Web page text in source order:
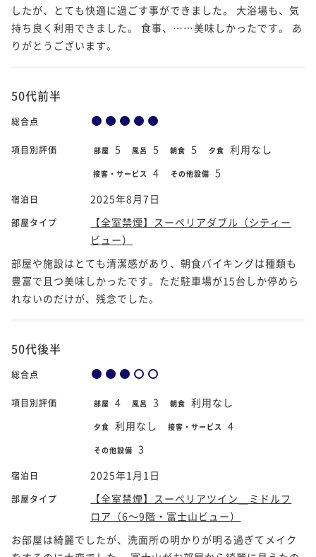
したが、とても快適に過ごす事ができました。 大浴場も、気
持ち良く利用できました。 食事、……美味しかったです。 あ
りがとうございます。
50代前半
総合点
項目別評価 部屋 5 風呂 5 朝食 5 夕食 利用なし
接客・サービス 4 その他設備 5
宿泊日 2025年8月7日
部屋タイプ
【全室禁煙】スーペリアダブル（シティー
ビュー）
部屋や施設はとても清潔感があり、朝食バイキングは種類も
豊富で且つ美味しかったです。ただ駐車場が15台しか停めら
れないのだけが、残念でした。
50代後半
総合点
項目別評価 部屋 4 風呂 3 朝食 利用なし
夕食 利用なし 接客・サービス 4
その他設備 3
宿泊日 2025年1月1日
部屋タイプ
【全室禁煙】スーペリアツイン＿ミドルフ
ロア（6～9階・富士山ビュー）
お部屋は綺麗でしたが、洗面所の明かりが明る過ぎてメイク